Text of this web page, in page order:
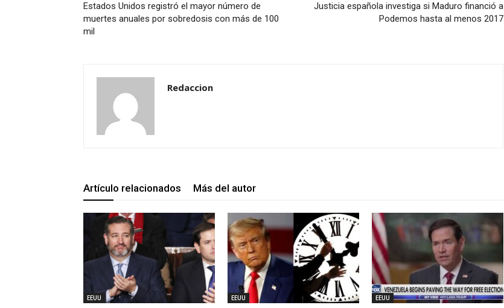
Estados Unidos registró el mayor número de
muertes anuales por sobredosis con más de 100
mil
Justicia española investiga si Maduro financió a
Podemos hasta al menos 2017
Redaccion
Artículo relacionados Más del autor
EEUU EEUU EEUU